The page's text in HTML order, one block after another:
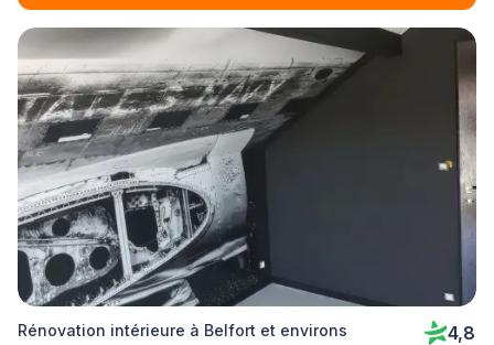
Rénovation intérieure à Belfort et environs 4,8